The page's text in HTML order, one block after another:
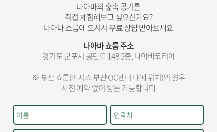
나아바의 숲속 공기를
직접 체험해보고 싶으신가요?
나아바 쇼룸에 오셔서 무료 상담 받아보세요
나아바 쇼룸 주소
경기도 군포시 공단로 148 2층, 나아바코리아
※ 부산 쇼룸(퍼시스 부산 OC센터 내에 위치)의 경우
사전 예약 없이 방문 가능합니다